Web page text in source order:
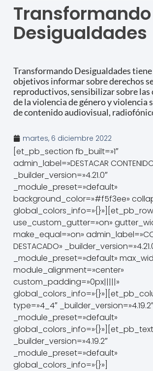
Transformando
Desigualdades
Transformando Desigualdades
objetivos informar sobre derechos
reproductivos, sensibilizar sobre las
de la violencia de género y violencia
de contenido audiovisual,
martes, 6 diciembre 2022
[et_pb_section fb_built=»1″
admin_label=»DESTACAR
_builder_version=»4.21.0″
_module_preset=»default»
background_color=»#f5f3ee»
global_colors_info=»{}»][et_pb_row
use_custom_gutter=»on»
make_equal=»on»
DESTACADO»
_module_preset=»default»
module_alignment=»center»
custom_padding=»0px|||||»
type=»4_4″
_module_preset=»default»
global_colors_info=»{}»][et_pb_text
_builder_version=»4.19.2″
_module_preset=»default»
global_colors_info=»{}»]